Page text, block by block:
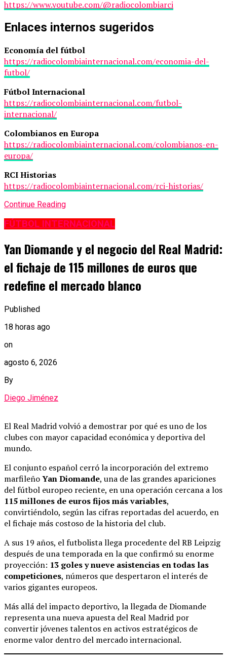
https://www.youtube.com/@radiocolombiarci
Enlaces internos sugeridos
Economía del fútbol
https://radiocolombiainternacional.com/economia-del-
futbol/
Fútbol Internacional
https://radiocolombiainternacional.com/futbol-
internacional/
Colombianos en Europa
https://radiocolombiainternacional.com/colombianos-en-
europa/
RCI Historias
https://radiocolombiainternacional.com/rci-historias/
Continue Reading
FÚTBOL INTERNACIONAL
Yan Diomande y el negocio del Real Madrid:
el fichaje de 115 millones de euros que
redefine el mercado blanco
Published
18 horas ago
on
agosto 6, 2026
By
Diego Jiménez
El Real Madrid volvió a demostrar por qué es uno de los
clubes con mayor capacidad económica y deportiva del
mundo.
El conjunto español cerró la incorporación del extremo
marfileñoYan Diomande, una de las grandes apariciones
del fútbol europeo reciente, en una operación cercana a los
115 millones de euros fijos más variables,
convirtiéndolo, según las cifras reportadas del acuerdo, en
el fichaje más costoso de la historia del club.
A sus 19 años, el futbolista llega procedente del RB Leipzig
después de una temporada en la que confirmó su enorme
proyección: 13 goles y nueve asistencias en todas las
competiciones, números que despertaron el interés de
varios gigantes europeos.
Más allá del impacto deportivo, la llegada de Diomande
representa una nueva apuesta del Real Madrid por
convertir jóvenes talentos en activos estratégicos de
enorme valor dentro del mercado internacional.